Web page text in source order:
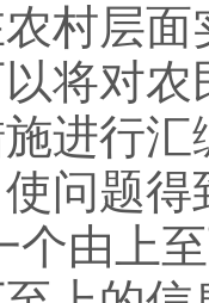
村层面
将对
进行
问题
个由上